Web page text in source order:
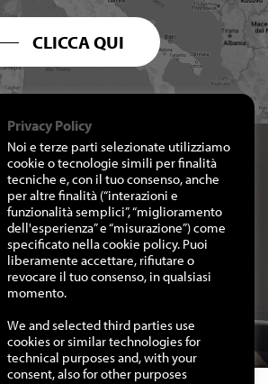
CLICCA QUI
RICHIEDI I NOSTRI
CATALOGHI
CLICCA QUI
Privacy Policy
Noi e terze parti selezionate utilizziamo
cookie o tecnologie simili per finalità
tecniche e, con il tuo consenso, anche
per altre finalità (“interazioni e
funzionalità semplici”, “miglioramento
dell'esperienza” e “misurazione”) come
specificato nella cookie policy. Puoi
liberamente accettare, rifiutare o
revocare il tuo consenso, in qualsiasi
momento.
We and selected third parties use
cookies or similar technologies for
technical purposes and, with your
consent, also for other purposes